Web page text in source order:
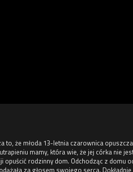
to, że młoda 13-letnia czarownica opuszcza
mamy, która wie, że jej córka nie
rodzinny dom. Odchodząc z domu
za głosem swojego serca. Dokładnie